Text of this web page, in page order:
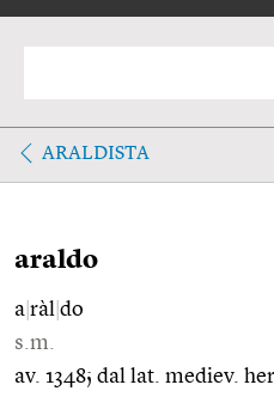
ARALDISTA
araldo
a ràl do
s.m.
av. 1348; dal lat. mediev.